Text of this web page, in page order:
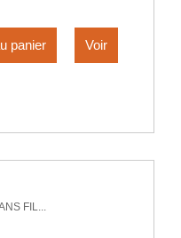
panier Voir
FIL...